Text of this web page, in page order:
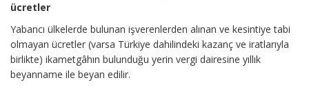
ücretler
Yabancı ülkelerde bulunan işverenlerden alınan ve kesintiye tabi
olmayan ücretler (varsa Türkiye dahilindeki kazanç ve iratlarıyla
birlikte) ikametgâhın bulunduğu yerin vergi dairesine yıllık
beyanname ile beyan edilir.